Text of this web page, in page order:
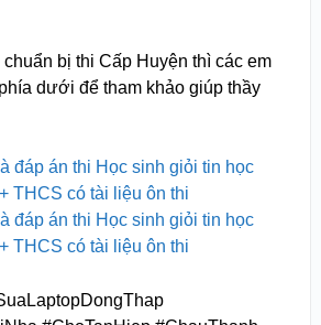
bị thi Cấp Huyện thì các em
dưới để tham khảo giúp thầy
đáp án thi Học sinh giỏi tin học
THCS có tài liệu ôn thi
đáp án thi Học sinh giỏi tin học
THCS có tài liệu ôn thi